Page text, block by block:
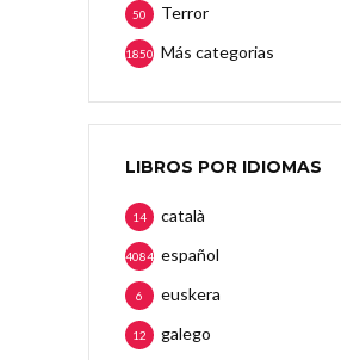
Terror
50
Más categorias
1850
LIBROS POR IDIOMAS
català
14
español
4084
euskera
6
galego
12